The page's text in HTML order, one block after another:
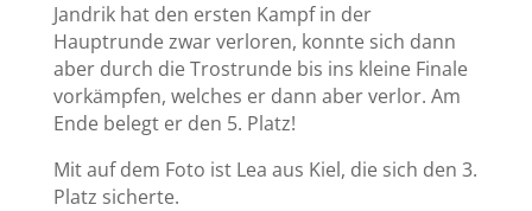
Jandrik hat den ersten Kampf in der
Hauptrunde zwar verloren, konnte sich dann
aber durch die Trostrunde bis ins kleine Finale
vorkämpfen, welches er dann aber verlor. Am
Ende belegt er den 5. Platz!
Mit auf dem Foto ist Lea aus Kiel, die sich den 3.
Platz sicherte.